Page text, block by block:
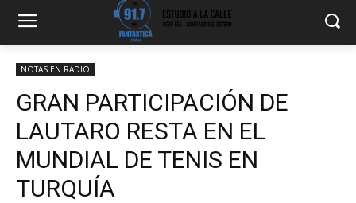
NOTAS EN RADIO
GRAN PARTICIPACIÓN DE
LAUTARO RESTA EN EL
MUNDIAL DE TENIS EN
TURQUÍA